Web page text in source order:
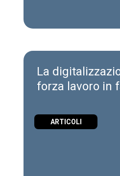
La
forza lavoro in
ARTICOLI